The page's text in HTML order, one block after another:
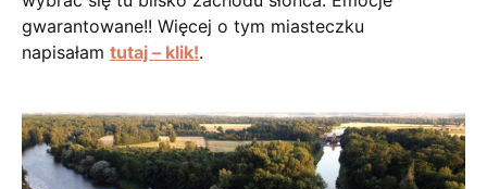
gwarantowane!! Więcej o tym miasteczku
napisałam tutaj – klik!.